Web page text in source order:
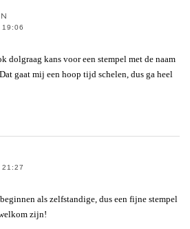
19:06
dolgraag kans voor een stempel met de naam
gaat mij een hoop tijd schelen, dus ga heel
21:27
als zelfstandige, dus een fijne stempel
zijn!